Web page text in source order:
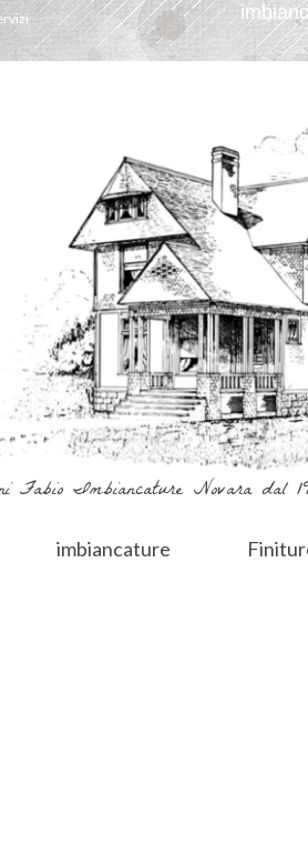
Fabio Imbiancature Novara dal
imbiancature